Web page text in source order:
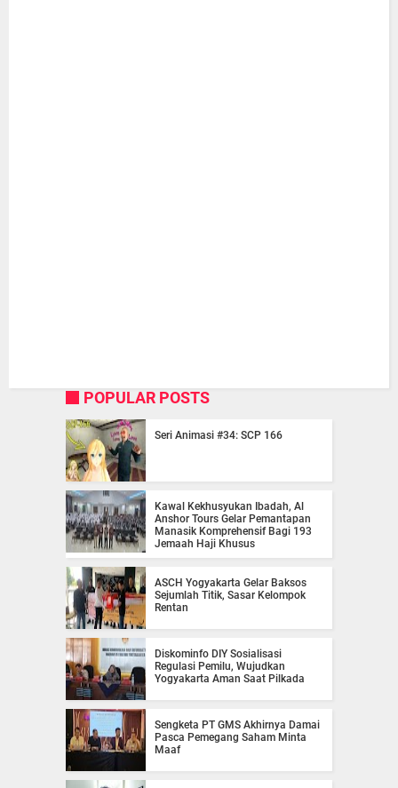
POPULAR POSTS
Seri Animasi #34: SCP 166
Kawal Kekhusyukan Ibadah, Al
Anshor Tours Gelar Pemantapan
Manasik Komprehensif Bagi 193
Jemaah Haji Khusus
ASCH Yogyakarta Gelar Baksos
Sejumlah Titik, Sasar Kelompok
Rentan
Diskominfo DIY Sosialisasi
Regulasi Pemilu, Wujudkan
Yogyakarta Aman Saat Pilkada
Sengketa PT GMS Akhirnya Damai
Pasca Pemegang Saham Minta
Maaf